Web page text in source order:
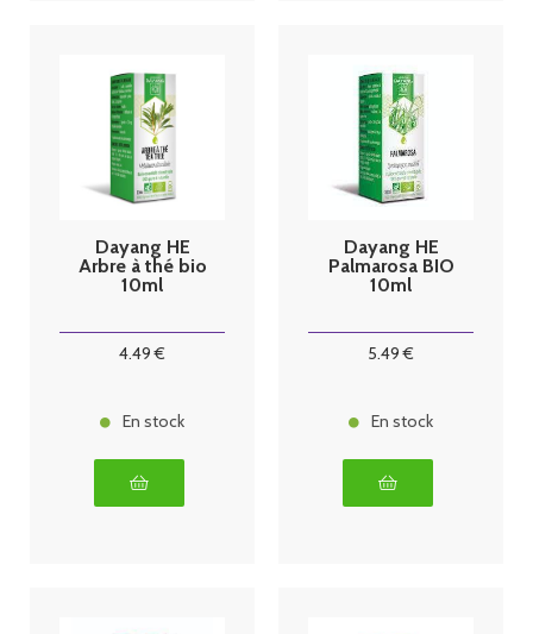
Dayang HE
Arbre à thé bio
10ml
4.49 €
En stock
Dayang HE
Palmarosa BIO
10ml
5.49 €
En stock